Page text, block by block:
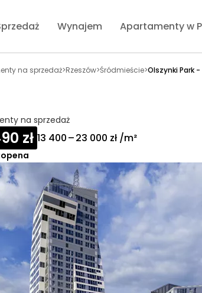
Wynajem Apartamenty w
na sprzedaż>Rzeszów>Śródmieście>Olszynki Park
na sprzedaż
zł 13 400 – 23 000 zł /m²